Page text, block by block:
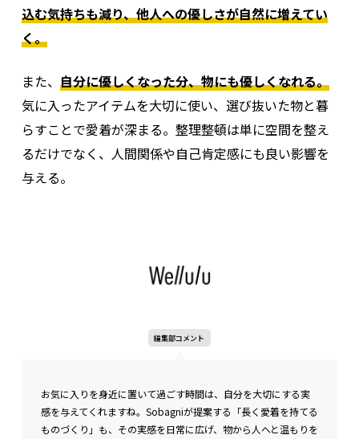
込む気持ちも減り、他人への優しさが自然に増えてい
く。
また、 自分に優しくなった分、物にも優しくなれる。
気に入ったアイテムを大切に使い、選び抜いた物と暮
らすことで愛着が深まる。整理整頓は単に空間を整え
るだけでなく、人間関係や自己肯定感にも良い影響を
与える。
編集部コメント
お気に入りを身近に置いて過ごす時間は、自分を大切にする実
感を与えてくれますね。Sobagniが提案する「長く愛着を持てる
ものづくり」も、その実感を日常に広げ、物から人へと温もりを